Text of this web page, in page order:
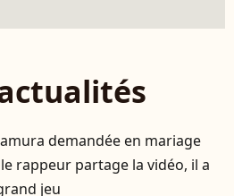
demandée en mariage
le rappeur partage la vidéo, il a
jeu